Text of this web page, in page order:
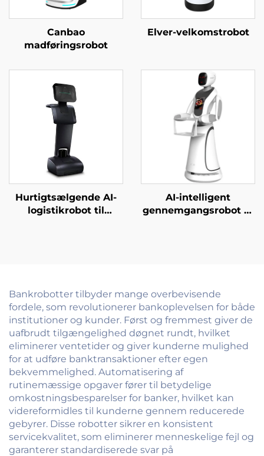
Canbao
madføringsrobot
Elver-velkomstrobot
Hurtigtsælgende AI-
logistikrobot til
AI-intelligent
gennemgangsrobot til
Bankrobotter tilbyder mange overbevisende
fordele, som revolutionerer bankoplevelsen for både
institutioner og kunder. Først og fremmest giver de
uafbrudt tilgængelighed døgnet rundt, hvilket
eliminerer ventetider og giver kunderne mulighed
for at udføre banktransaktioner efter egen
bekvemmelighed. Automatisering af
rutinemæssige opgaver fører til betydelige
omkostningsbesparelser for banker, hvilket kan
videreformidles til kunderne gennem reducerede
gebyrer. Disse robotter sikrer en konsistent
servicekvalitet, som eliminerer menneskelige fejl og
garanterer standardiserede svar på